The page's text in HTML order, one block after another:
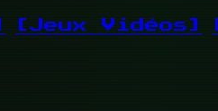
[Jeux Vidéos]